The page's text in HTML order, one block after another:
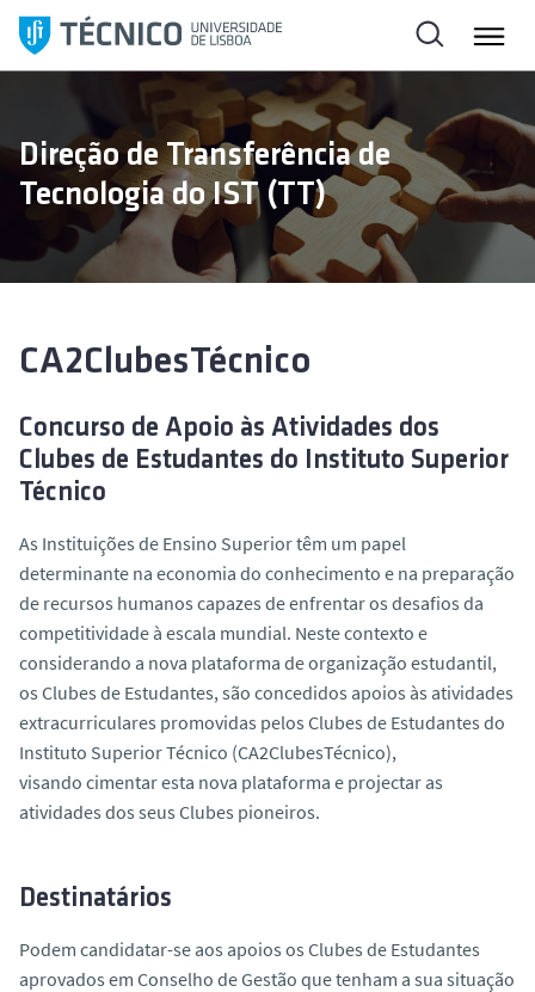
l
a
Direção de Transferência de
Tecnologia do IST (TT)
CA2ClubesTécnico
Concurso de Apoio às Atividades dos
Clubes de Estudantes do Instituto Superior
Técnico
As Instituições de Ensino Superior têm um papel
determinante na economia do conhecimento e na preparação
de recursos humanos capazes de enfrentar os desafios da
competitividade à escala mundial. Neste contexto e
considerando a nova plataforma de organização estudantil,
os Clubes de Estudantes, são concedidos apoios às atividades
extracurriculares promovidas pelos Clubes de Estudantes do
Instituto Superior Técnico (CA2ClubesTécnico),
visando cimentar esta nova plataforma e projectar as
atividades dos seus Clubes pioneiros.
Destinatários
Podem candidatar-se aos apoios os Clubes de Estudantes
aprovados em Conselho de Gestão que tenham a sua situação